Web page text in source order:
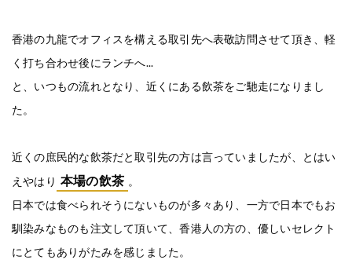
香港の九龍でオフィスを構える取引先へ表敬訪問させて頂き、軽
く打ち合わせ後にランチへ...
と、いつもの流れとなり、近くにある飲茶をご馳走になりまし
た。
近くの庶民的な飲茶だと取引先の方は言っていましたが、とはい
えやはり 本場の飲茶 。
日本では食べられそうにないものが多々あり、一方で日本でもお
馴染みなものも注文して頂いて、香港人の方の、優しいセレクト
にとてもありがたみを感じました。